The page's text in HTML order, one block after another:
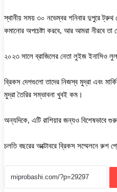
স্থানীয় সময় ৩০ নভেম্বর শনিবার দুপুরে ট্রুথ
কমানোর অপচেষ্টা করবে, আর আমরা নীরবে তা
২০২৩ সালে ব্রাজিলের নেতা লুইজ ইনাসিও
ব্রিকস দেশগুলো তাদের নিজস্ব মুদ্রা এবং
মুদ্রা তৈরির সম্ভাবনা খুবই কম।
অন্যদিকে, এটি রাশিয়ার জন্যও বিশেষভাবে
চলতি বছরের অক্টোবরে ব্রিকস সম্মেলনে রুশ